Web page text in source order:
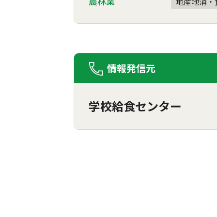
情報発信元
学校給食センター